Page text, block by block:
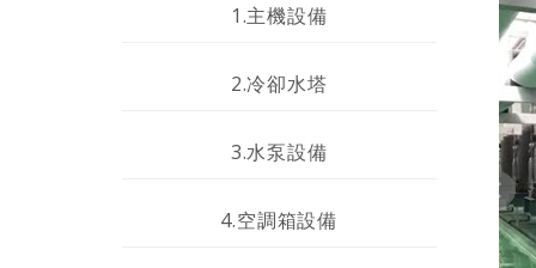
1.主機設備
2.冷卻水塔
3.水泵設備
4.空調箱設備